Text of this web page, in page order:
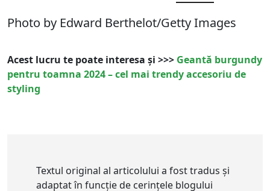
Photo by Edward Berthelot/Getty Images
Acest lucru te poate interesa și >>> Geantă burgundy
pentru toamna 2024 – cel mai trendy accesoriu de
styling
Textul original al articolului a fost tradus și
adaptat în funcție de cerințele blogului